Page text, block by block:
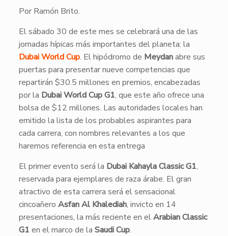
Por Ramón Brito.
El sábado 30 de este mes se celebrará una de las
jornadas hípicas más importantes del planeta: la
Dubai World Cup. El hipódromo de Meydanabre sus
puertas para presentar nueve competencias que
repartirán $30.5 millones en premios, encabezadas
por la Dubai World Cup G1, que este año ofrece una
bolsa de $12 millones. Las autoridades locales han
emitido la lista de los probables aspirantes para
cada carrera, con nombres relevantes a los que
haremos referencia en esta entrega
El primer evento será la Dubai Kahayla Classic G1,
reservada para ejemplares de raza árabe. El gran
atractivo de esta carrera será el sensacional
cincoañero Asfan Al Khalediah, invicto en 14
presentaciones, la más reciente en elArabian Classic
G1 en el marco de la Saudi Cup.